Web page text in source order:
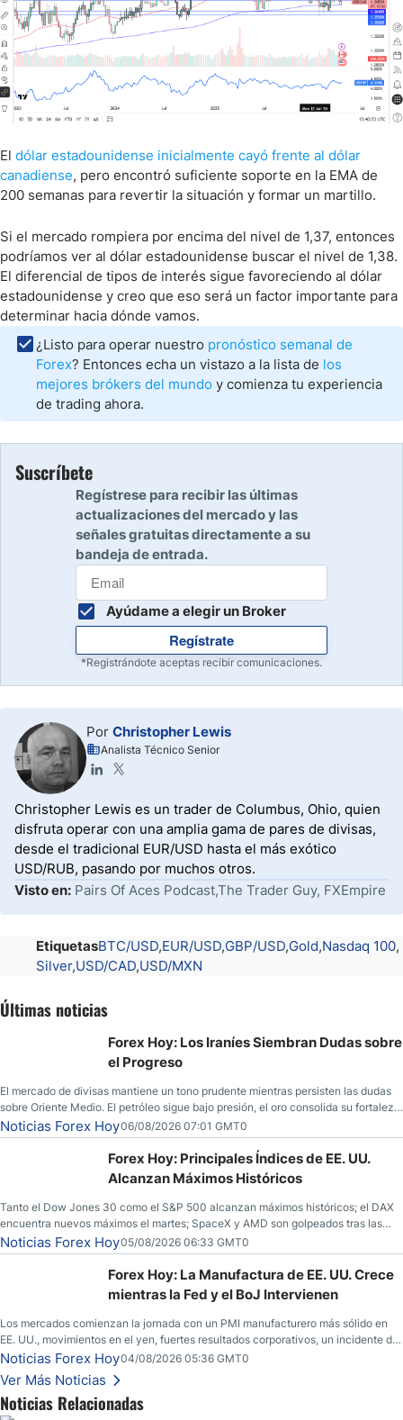
El dólar estadounidense inicialmente cayó frente al dólar
canadiense, pero encontró suficiente soporte en la EMA de
200 semanas para revertir la situación y formar un martillo.
Si el mercado rompiera por encima del nivel de 1,37, entonces
podríamos ver al dólar estadounidense buscar el nivel de 1,38.
El diferencial de tipos de interés sigue favoreciendo al dólar
estadounidense y creo que eso será un factor importante para
determinar hacia dónde vamos.
¿Listo para operar nuestro pronóstico semanal de
Forex? Entonces echa un vistazo a la lista de los
mejores brókers del mundo y comienza tu experiencia
de trading ahora.
Suscríbete
Regístrese para recibir las últimas
actualizaciones del mercado y las
señales gratuitas directamente a su
bandeja de entrada.
Ayúdame a elegir un Broker
Regístrate
*Registrándote aceptas recibir comunicaciones.
Por Christopher Lewis
Analista Técnico Senior
Christopher Lewis es un trader de Columbus, Ohio, quien
disfruta operar con una amplia gama de pares de divisas,
desde el tradicional EUR/USD hasta el más exótico
USD/RUB, pasando por muchos otros.
Visto en: Pairs Of Aces Podcast,The Trader Guy, FXEmpire
EtiquetasBTC/USD EUR/USD GBP/USD Gold Nasdaq 100
Silver USD/CAD USD/MXN
Últimas noticias
Forex Hoy: Los Iraníes Siembran Dudas sobre
el Progreso
El mercado de divisas mantiene un tono prudente mientras persisten las dudas
sobre Oriente Medio. El petróleo sigue bajo presión, el oro consolida su fortaleza
y los operadores esperan nuevas referencias económicas desde Estados
Unidos.
Noticias Forex Hoy06/08/2026 07:01 GMT0
Forex Hoy: Principales Índices de EE. UU.
Alcanzan Máximos Históricos
Tanto el Dow Jones 30 como el S&P 500 alcanzan máximos históricos; el DAX
encuentra nuevos máximos el martes; SpaceX y AMD son golpeados tras las
llamadas de ganancias; el petróleo crudo cae por debajo de los $80 con nuevas
esperanzas; el dólar estadounidense continúa intentando estabilizarse frente al
yen; el peso mexicano ve un repunte a medida que las tasas caen en EE. UU.
Noticias Forex Hoy05/08/2026 06:33 GMT0
Forex Hoy: La Manufactura de EE. UU. Crece
mientras la Fed y el BoJ Intervienen
Los mercados comienzan la jornada con un PMI manufacturero más sólido en
EE. UU., movimientos en el yen, fuertes resultados corporativos, un incidente de
seguridad en Bitcoin y nuevas señales desde el mercado del petróleo.
Noticias Forex Hoy04/08/2026 05:36 GMT0
Ver Más Noticias
Noticias Relacionadas